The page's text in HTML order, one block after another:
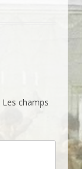
Les champs